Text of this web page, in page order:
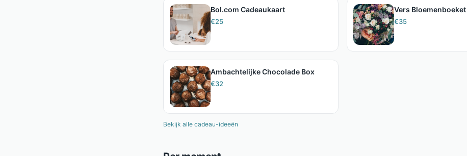
Bol.com Cadeaukaart
€25
Vers Bloemenboeket
€35
Ambachtelijke Chocolade Box
€32
Bekijk alle cadeau-ideeën